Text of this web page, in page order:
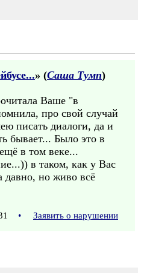
» (Саша Тумп)
Ваше "в
про свой случай
писать диалоги, да и
бывает... Было это в
в том веке...
в таком, как у Вас
давно, но живо всё
• Заявить о нарушении